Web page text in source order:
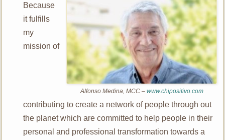
Alfonso Medina, MCC – www.chipositivo.com
Because
it fulfills
my
mission of
contributing to create a network of people through out
the planet which are committed to help people in their
personal and professional transformation towards a